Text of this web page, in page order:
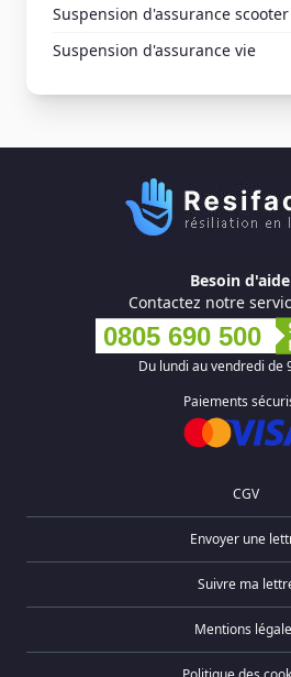
Suspension d'assurance scooter
Suspension d'assurance vie
Besoin
Contactez notre
0805 690 500
Du lundi au vendredi de
Paiements
CGV
Envoyer une
Suivre ma
Mentions